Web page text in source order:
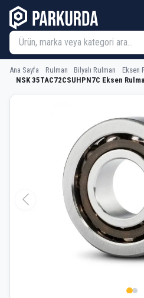
Ana Sayfa Rulman Bilyalı Rulman
Eksen
NSK 35TAC72CSUHPN7C Eksen
NSK